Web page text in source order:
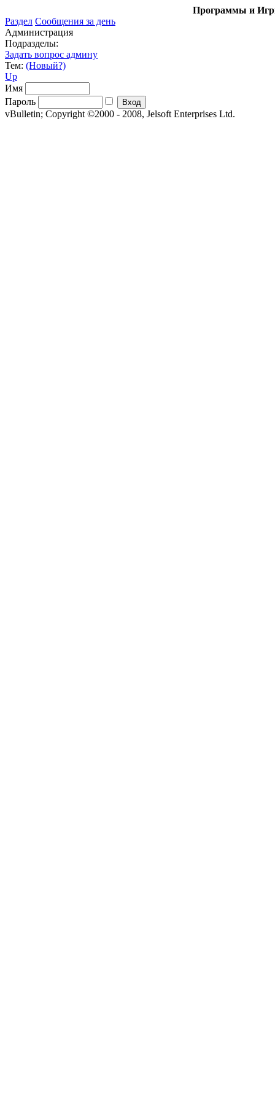
Программы и
Раздел Сообщения за день
Администрация
Подразделы:
Задать вопрос админу
Тем: (Новый?)
Up
Имя
Пароль
vBulletin; Copyright ©2000 - 2008, Jelsoft Enterprises Ltd.